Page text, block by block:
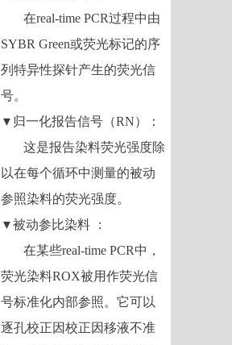
在real-time PCR过程中由
SYBR Green或荧光标记的序
列特异性探针产生的荧光信
号。
▼ 归一化报告信号（RN）：
这是报告染料荧光强度除
以在每个循环中测量的被动
参照染料的荧光强度。
▼被动参比染料
：
在某些real-time PCR中，
荧光染料ROX被用作荧光信
号标准化内部参照。它可以
逐孔校正因校正因移液不准